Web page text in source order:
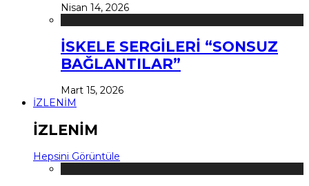
Nisan 14, 2026
İSKELE SERGİLERİ “SONSUZ
BAĞLANTILAR”
Mart 15, 2026
İZLENİM
İZLENİM
Hepsini Görüntüle